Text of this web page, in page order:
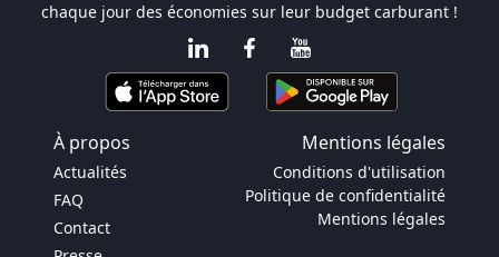
chaque jour des économies sur leur budget carburant !
À propos Mentions légales
Actualités
FAQ
Contact
Conditions d'utilisation
Politique de confidentialité
Mentions légales